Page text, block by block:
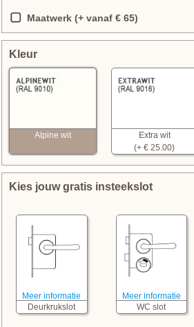
Maatwerk (+ vanaf € 65)
Kleur
Alpine wit
Extra wit
(+ € 25.00)
Kies jouw gratis insteekslot
Meer informatie
Deurkrukslot
Meer informatie
WC slot